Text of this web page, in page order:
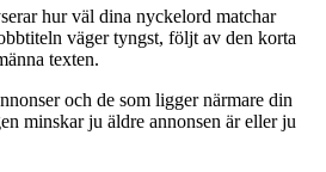
hur väl dina nyckelord matchar
väger tyngst, följt av den korta
texten.
och de som ligger närmare din
minskar ju äldre annonsen är eller ju